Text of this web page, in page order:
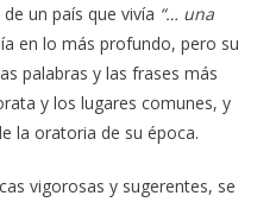
un país que vivía “… una
en lo más profundo, pero su
palabras y las frases más
y los lugares comunes, y
la oratoria de su época.
vigorosas y sugerentes, se